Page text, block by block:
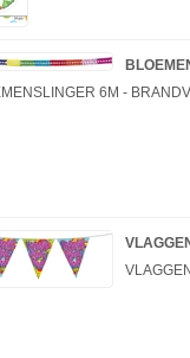
6M -